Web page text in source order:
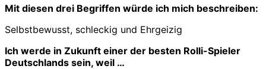
Mit diesen drei Begriffen würde ich mich beschreiben:
Selbstbewusst, schleckig und Ehrgeizig
Ich werde in Zukunft einer der besten Rolli-Spieler
Deutschlands sein, weil …